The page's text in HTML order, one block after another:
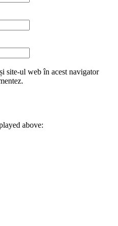
site-ul web în acest navigator
above: